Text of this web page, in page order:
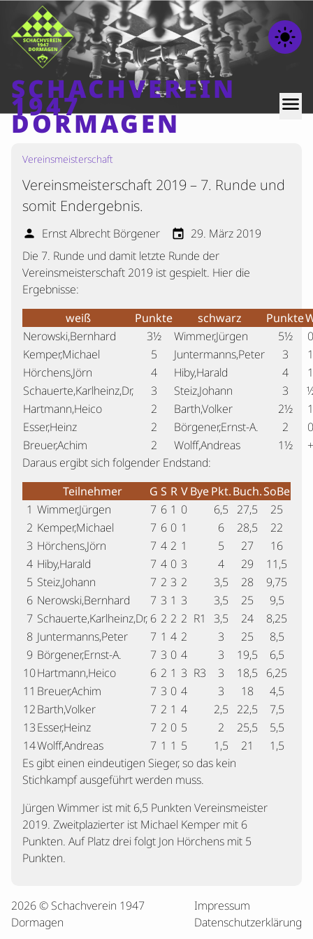
light_mode
SCHACHVEREIN
1947
DORMAGEN
menu
Home
Beiträge
Mannschaften
Ranglisten
Termine
Verschiedenes
Kontakt
Vereinsmeisterschaft
Vereinsmeisterschaft 2019 – 7. Runde und
somit Endergebnis.
person Ernst Albrecht Börgener event 29. März 2019
Die 7. Runde und damit letzte Runde der
Vereinsmeisterschaft 2019 ist gespielt. Hier die
Ergebnisse:
weiß
Punkte schwarz Punkte
Nerowski,Bernhard
3½ Wimmer,Jürgen 5½
0
Kemper,Michael
5 Juntermanns,Peter 3
1
Hörchens,Jörn
4 Hiby,Harald 4
1
Schauerte,Karlheinz,Dr,
3 Steiz,Johann 3
Hartmann,Heico
2 Barth,Volker 2½
1
Esser,Heinz
2 Börgener,Ernst-A. 2
0
Breuer,Achim
2 Wolff,Andreas 1½
+
Daraus ergibt sich folgender Endstand:
Teilnehmer
G S R V ByePkt.Buch.SoBe
1 Wimmer,Jürgen 7 6 1 0 6,5 27,5
25
2 Kemper,Michael 7 6 0 1 6 28,5
22
3 Hörchens,Jörn 7 4 2 1 5 27
16
4 Hiby,Harald 7 4 0 3 4 29
11,5
5 Steiz,Johann 7 2 3 2 3,5 28
9,75
6 Nerowski,Bernhard 7 3 1 3 3,5 25
9,5
7 Schauerte,Karlheinz,Dr, 6 2 2 2 R1 3,5 24
8,25
8 Juntermanns,Peter 7 1 4 2 3 25
8,5
9 Börgener,Ernst-A. 7 3 0 4 3 19,5
6,5
10Hartmann,Heico 6 2 1 3 R3 3 18,5
6,25
11 Breuer,Achim 7 3 0 4 3 18
4,5
12Barth,Volker 7 2 1 4 2,5 22,5
7,5
13Esser,Heinz 7 2 0 5 2 25,5
5,5
14Wolff,Andreas 7 1 1 5 1,5 21
1,5
Es gibt einen eindeutigen Sieger, so das kein
Stichkampf ausgeführt werden muss.
Jürgen Wimmer ist mit 6,5 Punkten Vereinsmeister
2019. Zweitplazierter ist Michael Kemper mit 6
Punkten. Auf Platz drei folgt Jon Hörchens mit 5
Punkten.
2026 © Schachverein 1947
Dormagen
Impressum
Datenschutzerklärung